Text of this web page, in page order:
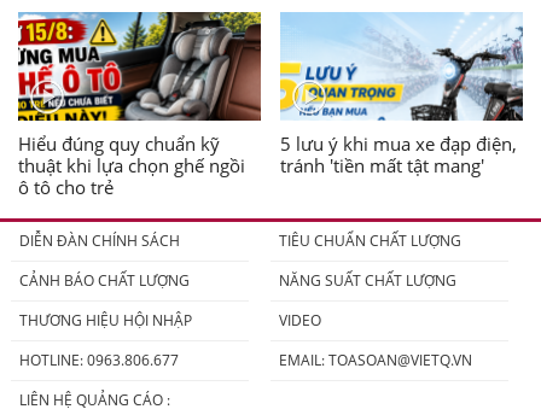
Hiểu đúng quy chuẩn kỹ
thuật khi lựa chọn ghế ngồi
ô tô cho trẻ
5 lưu ý khi mua xe đạp điện,
tránh 'tiền mất tật mang'
DIỄN ĐÀN CHÍNH SÁCH
TIÊU CHUẨN CHẤT LƯỢNG
CẢNH BÁO CHẤT LƯỢNG
NĂNG SUẤT CHẤT LƯỢNG
THƯƠNG HIỆU HỘI NHẬP
VIDEO
HOTLINE: 0963.806.677
EMAIL:TOASOAN@VIETQ.VN
LIÊN HỆ QUẢNG CÁO :